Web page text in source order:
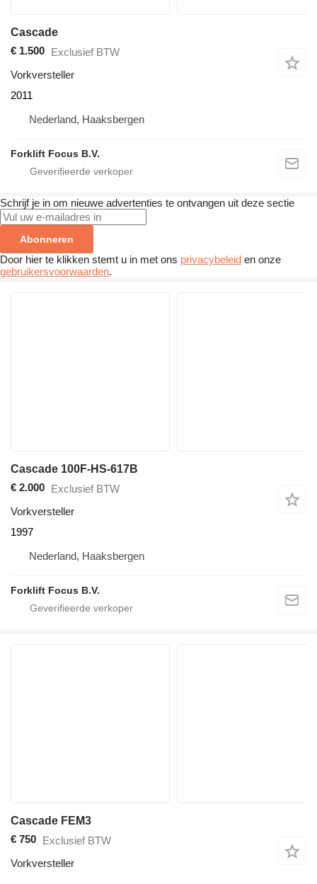
Cascade
€ 1.500 Exclusief BTW
Vorkversteller
2011
Nederland, Haaksbergen
Forklift Focus B.V.
Schrijf je in om nieuwe advertenties te ontvangen uit deze sectie
Abonneren
Door hier te klikken stemt u in met ons privacybeleid en onze
gebruikersvoorwaarden.
Cascade 100F-HS-617B
€ 2.000 Exclusief BTW
Vorkversteller
1997
Nederland, Haaksbergen
Forklift Focus B.V.
Cascade FEM3
€ 750 Exclusief BTW
Vorkversteller